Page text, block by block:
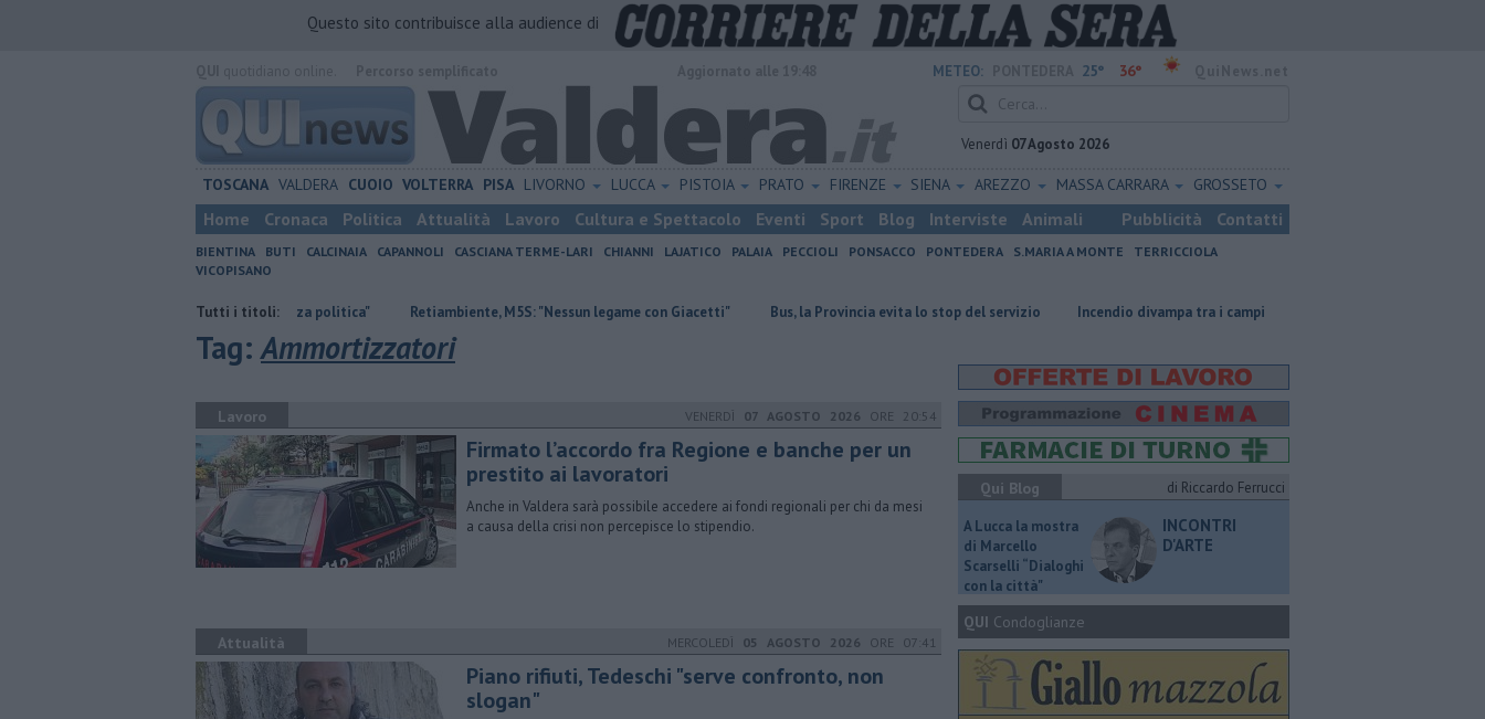
Questo sito contribuisce alla audience di
METEO: 25° 36°
Venerdì 07 Agosto 2026
TOSCANA VALDERA CUOIO VOLTERRA PISA LIVORNO LUCCA PISTOIA PRATO FIRENZE SIENA AREZZO MASSA CARRARA GROSSETO
Home Cronaca Politica Attualità Lavoro Cultura e Spettacolo Eventi Sport Blog Interviste Animali Pubblicità Contatti
BIENTINA BUTI CALCINAIA CAPANNOLI CASCIANA TERME-LARI CHIANNI LAJATICO PALAIA PECCIOLI PONSACCO PONTEDERA S.MARIA A MONTE
TERRICCIOLA
VICOPISANO
Tutti i titoli:
Ossicombustore, "Serve chiarezza politica" Retiambiente, M5S: "Nessun legame con Giacetti" Bus, la Provincia evita lo stop del servizio Incendio divampa tra i campi Ossicombustore, "Serve chiarezza
Tag:Ammortizzatori
Lavoro VENERDÌ 07 AGOSTO 2026 ORE 20:54
Firmato l’accordo fra Regione e banche per un
prestito ai lavoratori
Anche in Valdera sarà possibile accedere ai fondi regionali per chi da mesi
a causa della crisi non percepisce lo stipendio.
Attualità MERCOLEDÌ 05 AGOSTO 2026 ORE 07:41
Piano rifiuti, Tedeschi "serve confronto, non
slogan"
Qui Blog di Riccardo Ferrucci
A Lucca la mostra
di Marcello
Scarselli “Dialoghi
con la città"
INCONTRI
D'ARTE
QUI Condoglianze